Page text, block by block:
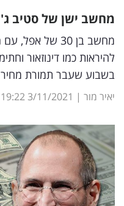
וטק
שיווק
ופרסום
משפט
מדדים
ומחקרים
מחשב ישן של סטיב
מחשב בן 30 של
להיראות כמו דינוזאור
בשבוע שעבר תמורת מחיר
יאיר מור |
3/11/2021
19:22